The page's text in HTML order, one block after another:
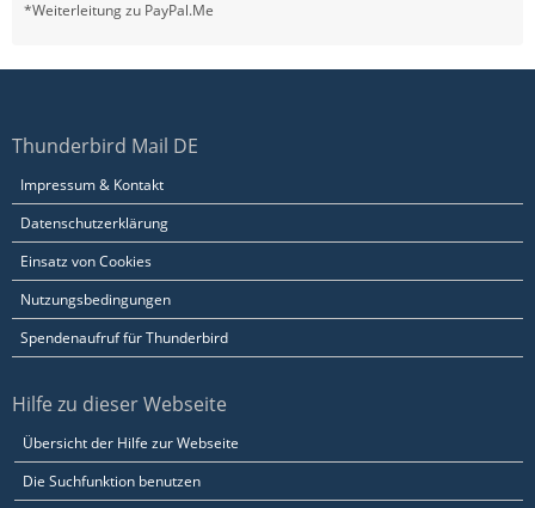
*Weiterleitung zu PayPal.Me
Thunderbird Mail DE
Impressum & Kontakt
Datenschutzerklärung
Einsatz von Cookies
Nutzungsbedingungen
Spendenaufruf für Thunderbird
Hilfe zu dieser Webseite
Übersicht der Hilfe zur Webseite
Die Suchfunktion benutzen